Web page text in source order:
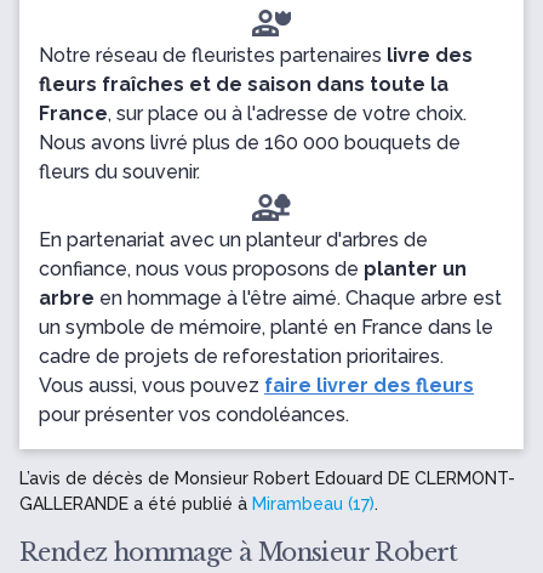
Notre réseau de fleuristes partenaires livre des
fleurs fraîches et de saison dans toute la
France, sur place ou à l'adresse de votre choix.
Nous avons livré plus de 160 000 bouquets de
fleurs du souvenir.
En partenariat avec un planteur d'arbres de
confiance, nous vous proposons de planter un
arbre en hommage à l'être aimé. Chaque arbre est
un symbole de mémoire, planté en France dans le
cadre de projets de reforestation prioritaires.
Vous aussi, vous pouvez faire livrer des fleurs
pour présenter vos condoléances.
L’avis de décès de Monsieur Robert Edouard DE CLERMONT-
GALLERANDE a été publié à Mirambeau (17).
Rendez hommage à Monsieur Robert